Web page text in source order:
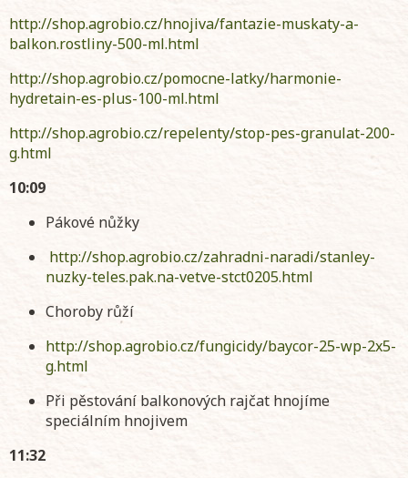
http://shop.agrobio.cz/hnojiva/fantazie-muskaty-a-
balkon.rostliny-500-ml.html
http://shop.agrobio.cz/pomocne-latky/harmonie-
hydretain-es-plus-100-ml.html
http://shop.agrobio.cz/repelenty/stop-pes-granulat-200-
g.html
10:09
Pákové nůžky
http://shop.agrobio.cz/zahradni-naradi/stanley-
nuzky-teles.pak.na-vetve-stct0205.html
Choroby růží
http://shop.agrobio.cz/fungicidy/baycor-25-wp-2x5-
g.html
Při pěstování balkonových rajčat hnojíme
speciálním hnojivem
11:32